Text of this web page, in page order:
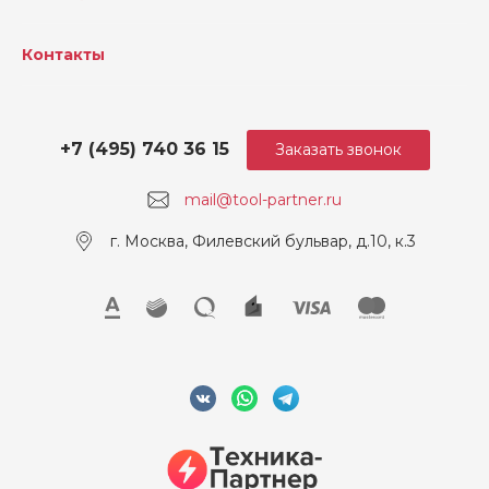
Напряжение, В
Контакты
mail@tool-partner.ru
+7 (495) 740 36 15
г. Москва, Филевский бульвар, д.10, к.3
Заказать звонок